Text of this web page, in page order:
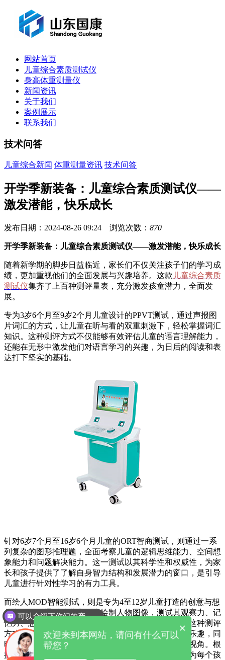
网站首页
儿童综合素质测试仪
身高体重测量仪
新闻资讯
关于我们
案例展示
联系我们
技术问答
儿童综合新闻 体重测量资讯 技术问答
开学季新装备：儿童综合素质测试仪——
激发潜能，快乐成长
发布日期：2024-08-26 09:24 浏览次数： 870
开学季新装备：儿童综合素质测试仪——激发潜能，快乐成长
随着新学期的脚步日益临近，家长们不仅关注孩子们的学习成
绩，更加重视他们的全面发展与兴趣培养。这款 儿童综合素质
测试仪集齐了上百种测评量表，充分激发孩童潜力，全面发
展。
专为3岁6个月至9岁2个月儿童设计的PPVT测试，通过声报图
片词汇的方式，让儿童在听与看的双重刺激下，轻松掌握词汇
知识。这种测评方式不仅能够有效评估儿童的语言理解能力，
还能在无形中激发他们对语言学习的兴趣，为日后的阅读和表
达打下坚实的基础。
针对6岁7个月至16岁6个月儿童的ORT智商测试，则通过一系
列复杂的图形推理题，全面考察儿童的逻辑思维能力、空间想
象能力和问题解决能力。这一测试以其科学性和权威性，为家
长和孩子提供了了解自身智力结构和发展潜力的窗口，是引导
儿童进行针对性学习的有力工具。
而绘人MOD智能测试，则是专为4至12岁儿童打造的创意与想
象力测评。通过让儿童自由绘制人物图像，测试其观察力、记
忆力、想象力及手眼协调能力等多方面的智能水平。这种测评
方式寓教于乐，让孩子们在绘画的过程中享受创造的乐趣，同
时也为家长提供了观察孩子个性发展和兴趣爱好的新视角。 根
据测评结果，测试仪将自动生成智能开发指导方案，为每个孩
可以介绍下你们的产品么
×
欢迎来到本网站，请问有什么可以
帮您？